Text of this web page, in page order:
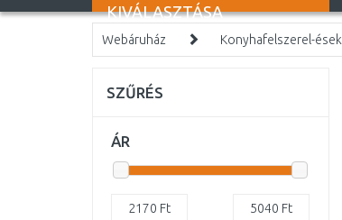
KIVÁLASZTÁSA
Webáruház Konyhafelszerel-ések
SZŰRÉS
ÁR
2170 Ft 5040 Ft